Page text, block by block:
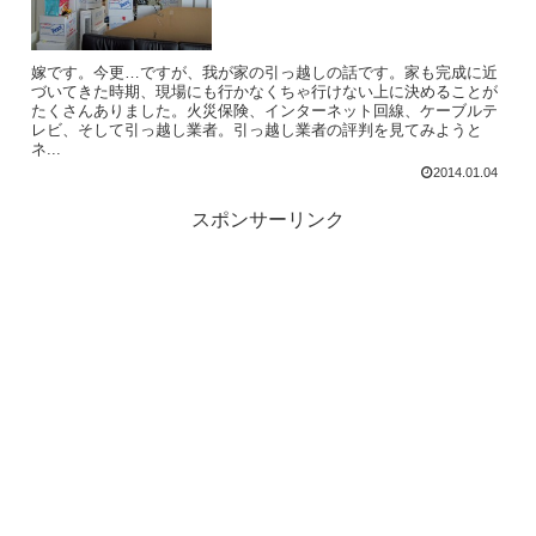
嫁です。今更…ですが、我が家の引っ越しの話です。家も完成に近
づいてきた時期、現場にも行かなくちゃ行けない上に決めることが
たくさんありました。火災保険、インターネット回線、ケーブルテ
レビ、そして引っ越し業者。引っ越し業者の評判を見てみようと
ネ...
2014.01.04
スポンサーリンク